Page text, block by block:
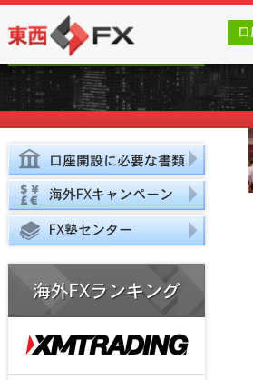
東西FX｜海外FX会社（ブローカ
口座開設サポート
スタート！
口座開設に必要な書類
海外FXキャンペーン
FX塾センター
海外FXランキング